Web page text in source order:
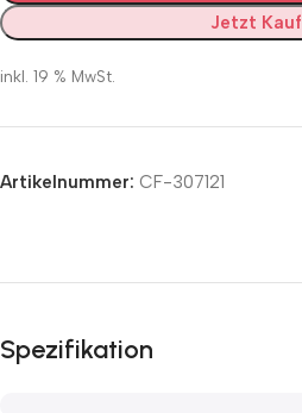
Jetzt
inkl. 19 % MwSt.
Artikelnummer: CF-307121
Spezifikation